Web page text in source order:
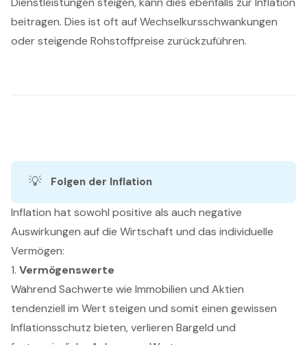
beitragen. Dies ist oft auf Wechselkursschwankungen
oder steigende Rohstoffpreise zurückzuführen.
💡 Folgen der Inflation
Inflation hat sowohl positive als auch negative
Auswirkungen auf die Wirtschaft und das individuelle
Vermögen:
1. Vermögenswerte
Während Sachwerte wie Immobilien und Aktien
tendenziell im Wert steigen und somit einen gewissen
Inflationsschutz bieten, verlieren Bargeld und